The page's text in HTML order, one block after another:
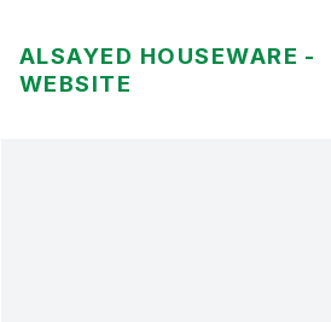
ALSAYED HOUSEWARE -
WEBSITE